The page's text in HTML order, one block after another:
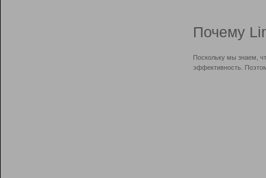
Почему
Поскольку мы знаем,
эффективность.